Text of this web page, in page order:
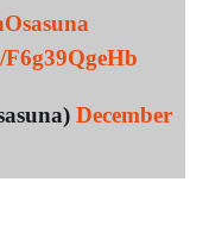
December